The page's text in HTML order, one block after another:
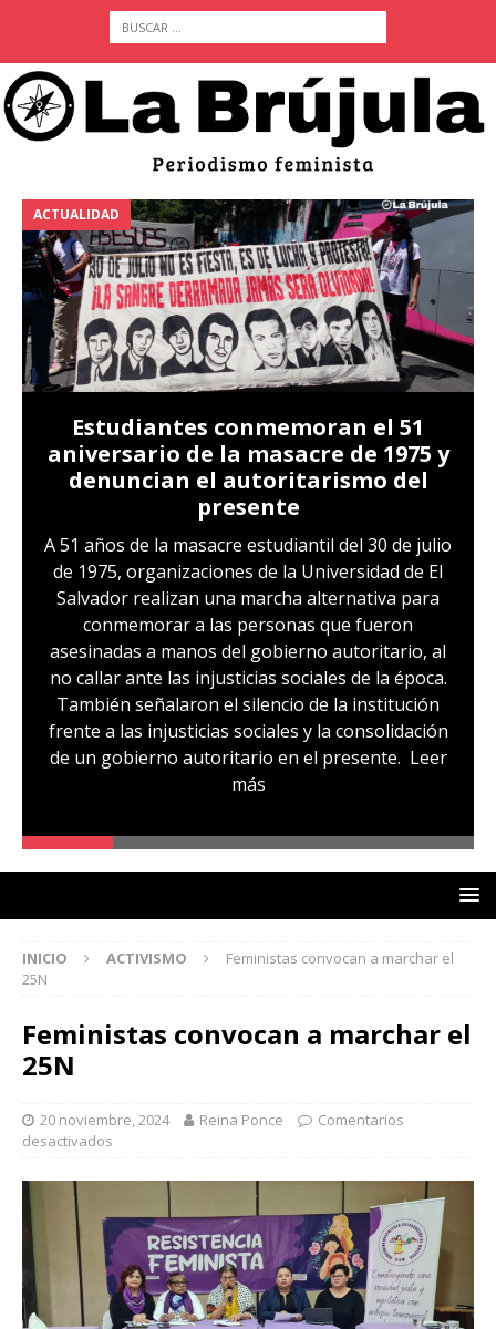
ACTUALIDAD
Estudiantes conmemoran el 51
aniversario de la masacre de 1975 y
denuncian el autoritarismo del
presente
A 51 años de la masacre estudiantil del 30 de julio
de 1975, organizaciones de la Universidad de El
Salvador realizan una marcha alternativa para
conmemorar a las personas que fueron
asesinadas a manos del gobierno autoritario, al
no callar ante las injusticias sociales de la época.
También señalaron el silencio de la institución
frente a las injusticias sociales y la consolidación
de un gobierno autoritario en el presente. Leer
más
INICIO ACTIVISMO
Feministas convocan a marchar el
25N
Feministas convocan a marchar el
25N
20 noviembre, 2024 Reina Ponce
Comentarios
desactivados